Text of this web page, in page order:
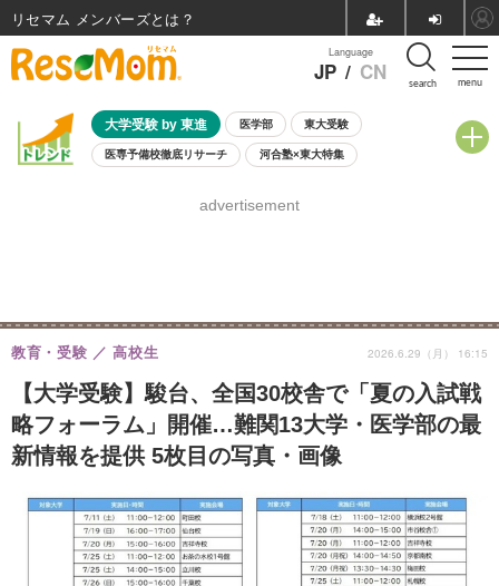
menu
Language
JP / CN search
大学受験 by 東進 医学部 東大受験
医専予備校徹底リサーチ 河合塾×東大特集
8月開催学校説明会・相談会
advertisement
【大学受験】駿台、全国30校舎で「夏の入試戦
略フォーラム」開催…難関13大学・医学部の最
新情報を提供 5枚目の写真・画像
教育・受験 高校生 2026.6.29（月） 16:15
リセマム メンバーズ